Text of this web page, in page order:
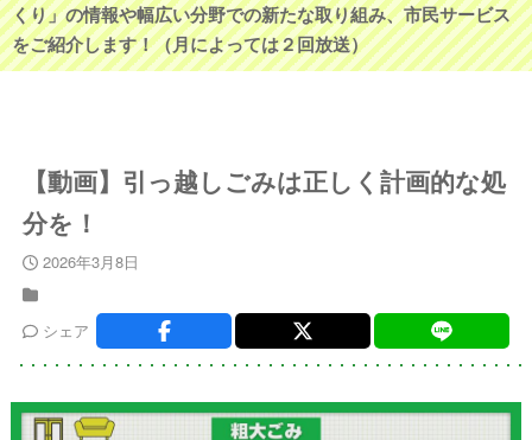
くり」の情報や幅広い分野での新たな取り組み、市民サービス
をご紹介します！（月によっては２回放送）
【動画】引っ越しごみは正しく計画的な処
分を！
2026年3月8日
シェア